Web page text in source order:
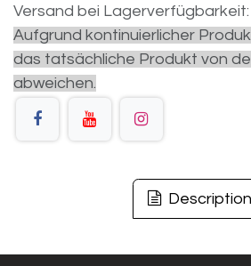
Versand bei
Aufgrund kontinuierlicher
das tatsächliche Produkt von
abweichen.
Description